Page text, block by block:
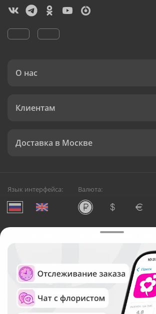
О нас
Клиентам
Доставка в Москве
Язык интерфейса: Валюта:
Служба круглосуточной доставки
Русский Букет, 2026
Общество с ограниченной
ОГРН: 1195476081745, ИНН: 5410081997
Юридический адрес: г. Новосибирск, ул.
д.42, оф. 3